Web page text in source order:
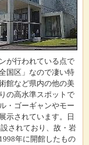
が行われている点で
国区」なので凄い特
館など県内の他の美
の高水準スポットで
・ゴーギャンやモー
示されています。日
されており、故・岩
年に開館したもの